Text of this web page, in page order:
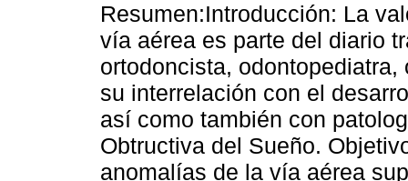
Resumen:Introducción: La
vía aérea es parte del diario
ortodoncista,
su interrelación con el
así como también con
Obtructiva del Sueño.
anomalías de la vía aérea